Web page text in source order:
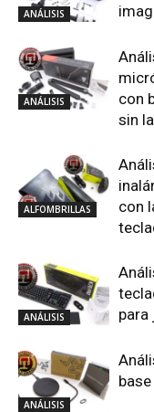
ANÁLISIS
ANÁLISIS
con
sin
ALFOMBRILLAS
con
ANÁLISIS
para
ANÁLISIS